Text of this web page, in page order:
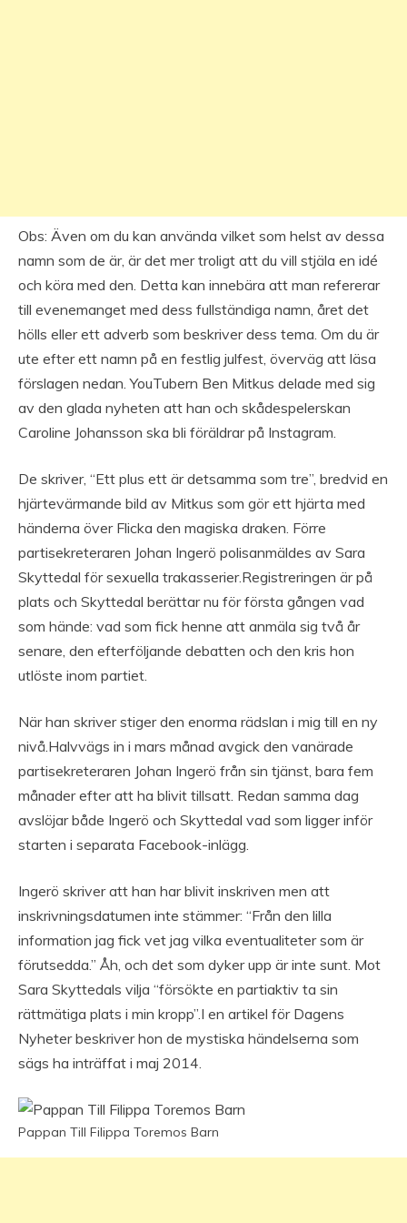
Obs: Även om du kan använda vilket som helst av dessa
namn som de är, är det mer troligt att du vill stjäla en idé
och köra med den. Detta kan innebära att man refererar
till evenemanget med dess fullständiga namn, året det
hölls eller ett adverb som beskriver dess tema. Om du är
ute efter ett namn på en festlig julfest, överväg att läsa
förslagen nedan. YouTubern Ben Mitkus delade med sig
av den glada nyheten att han och skådespelerskan
Caroline Johansson ska bli föräldrar på Instagram.
De skriver, “Ett plus ett är detsamma som tre”, bredvid en
hjärtevärmande bild av Mitkus som gör ett hjärta med
händerna över Flicka den magiska draken. Förre
partisekreteraren Johan Ingerö polisanmäldes av Sara
Skyttedal för sexuella trakasserier.Registreringen är på
plats och Skyttedal berättar nu för första gången vad
som hände: vad som fick henne att anmäla sig två år
senare, den efterföljande debatten och den kris hon
utlöste inom partiet.
När han skriver stiger den enorma rädslan i mig till en ny
nivå.Halvvägs in i mars månad avgick den vanärade
partisekreteraren Johan Ingerö från sin tjänst, bara fem
månader efter att ha blivit tillsatt. Redan samma dag
avslöjar både Ingerö och Skyttedal vad som ligger inför
starten i separata Facebook-inlägg.
Ingerö skriver att han har blivit inskriven men att
inskrivningsdatumen inte stämmer: “Från den lilla
information jag fick vet jag vilka eventualiteter som är
förutsedda.” Åh, och det som dyker upp är inte sunt. Mot
Sara Skyttedals vilja “försökte en partiaktiv ta sin
rättmätiga plats i min kropp”.I en artikel för Dagens
Nyheter beskriver hon de mystiska händelserna som
sägs ha inträffat i maj 2014.
Pappan Till Filippa Toremos Barn